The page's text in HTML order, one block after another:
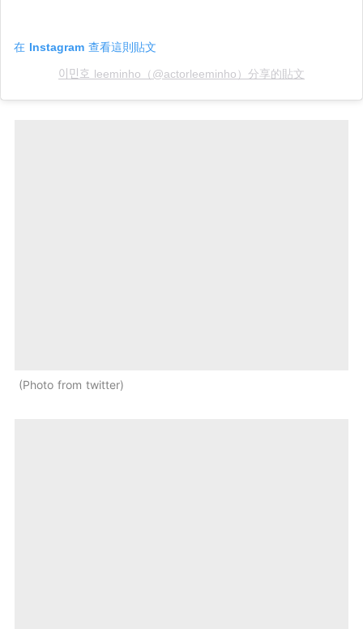
在 Instagram 查看這則貼文
이민호 leeminho（@actorleeminho）分享的貼文
Photo from twitter